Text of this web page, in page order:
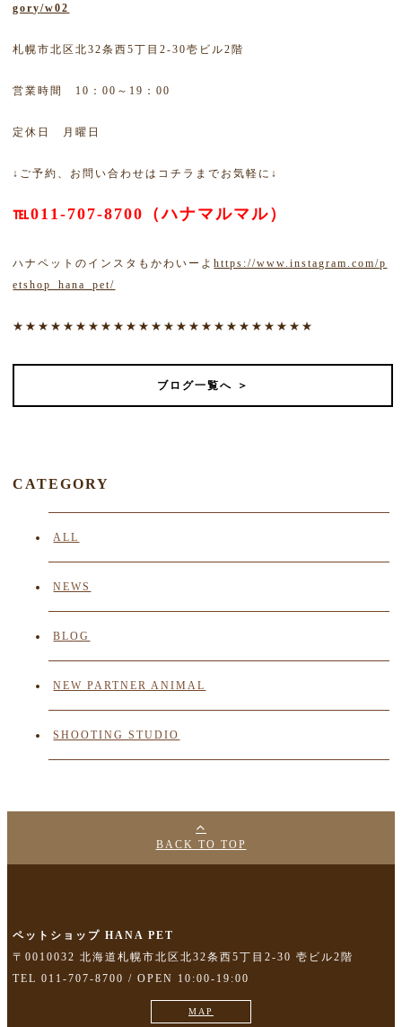
gory/w02
札幌市北区北32条西5丁目2-30壱ビル2階
営業時間 10：00～19：00
定休日 月曜日
↓ご予約、お問い合わせはコチラまでお気軽に↓
℡011-707-8700（ハナマルマル）
ハナペットのインスタもかわいーよhttps://www.instagram.com/p
etshop_hana_pet/
★★★★★★★★★★★★★★★★★★★★★★★★
ブログ一覧へ ＞
CATEGORY
ALL
NEWS
BLOG
NEW PARTNER ANIMAL
SHOOTING STUDIO
BACK TO TOP
ペットショップ HANA PET
〒0010032 北海道札幌市北区北32条西5丁目2-30 壱ビル2階
TEL 011-707-8700 / OPEN 10:00-19:00
MAP